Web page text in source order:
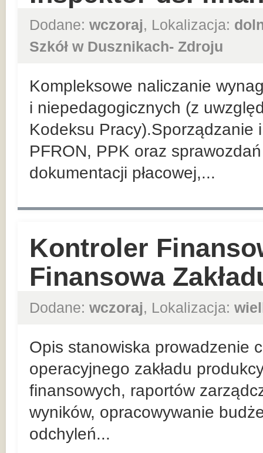
Dodane: wczoraj, Lokalizacja:
Szkół w Dusznikach- Zdroju
Kompleksowe naliczanie
i niepedagogicznych (z
Kodeksu Pracy).Sporządzanie
PFRON, PPK oraz
dokumentacji płacowej,...
Kontroler
Finansowa
Dodane: wczoraj, Lokalizacja:
Opis stanowiska prowadzenie
operacyjnego zakładu
finansowych, raportów
wyników, opracowywanie
odchyleń...